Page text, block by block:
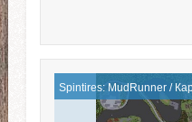
Spintires: MudRunner/